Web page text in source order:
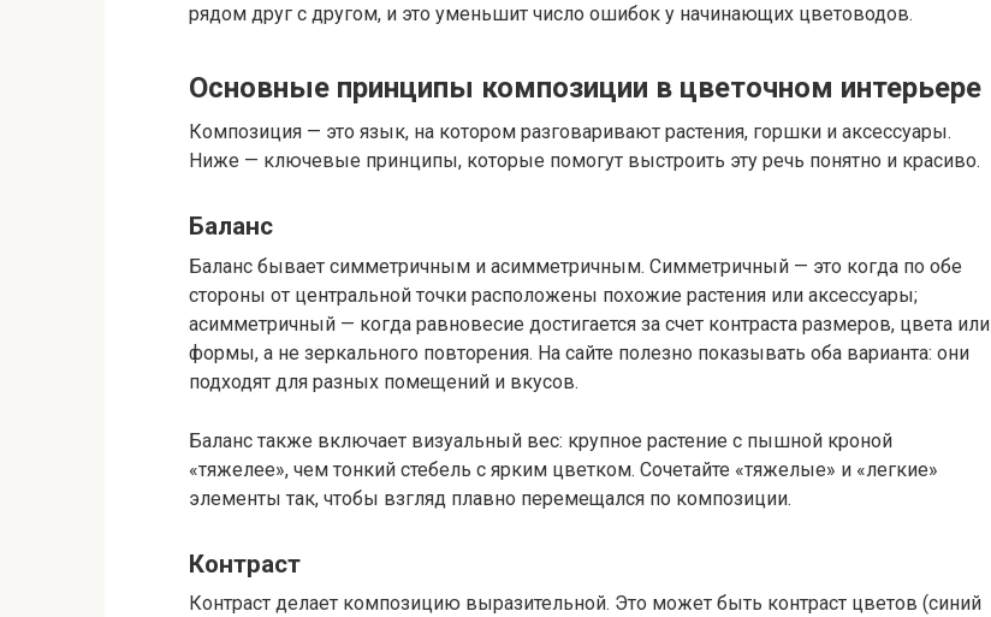
рядом друг с другом, и это уменьшит число ошибок у начинающих цветоводов.
Основные принципы композиции в цветочном интерьере
Композиция — это язык, на котором разговаривают растения, горшки и аксессуары.
Ниже — ключевые принципы, которые помогут выстроить эту речь понятно и красиво.
Баланс
Баланс бывает симметричным и асимметричным. Симметричный — это когда по обе
стороны от центральной точки расположены похожие растения или аксессуары;
асимметричный — когда равновесие достигается за счет контраста размеров, цвета или
формы, а не зеркального повторения. На сайте полезно показывать оба варианта: они
подходят для разных помещений и вкусов.
Баланс также включает визуальный вес: крупное растение с пышной кроной
«тяжелее», чем тонкий стебель с ярким цветком. Сочетайте «тяжелые» и «легкие»
элементы так, чтобы взгляд плавно перемещался по композиции.
Контраст
Контраст делает композицию выразительной. Это может быть контраст цветов (синий